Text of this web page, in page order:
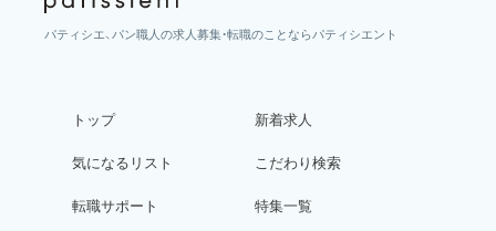
パティシエ、パン職人の求人募集・転職のことならパティシエント
トップ
気になるリスト
転職サポート
新着求人
こだわり検索
特集一覧